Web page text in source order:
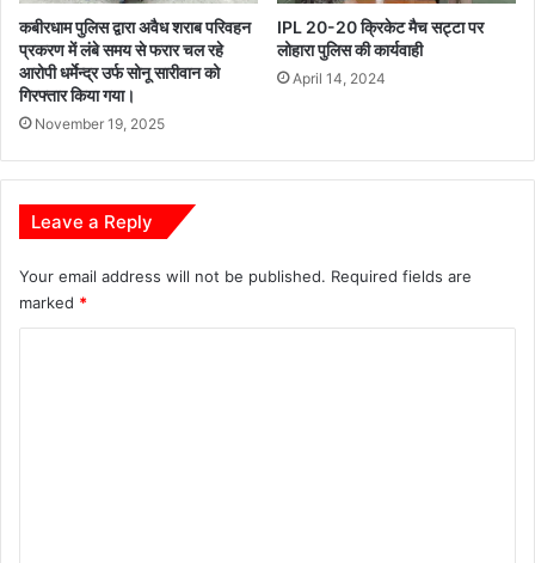
कबीरधाम पुलिस द्वारा अवैध शराब परिवहन
प्रकरण में लंबे समय से फरार चल रहे
आरोपी धर्मेन्द्र उर्फ सोनू सारीवान को
गिरफ्तार किया गया।
November 19, 2025
IPL 20-20 क्रिकेट मैच सट्टा पर
लोहारा पुलिस की कार्यवाही
April 14, 2024
Leave a Reply
Your email address will not be published. Required fields are
marked *